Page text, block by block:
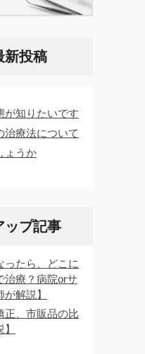
新投稿
が知りたいです
治療法について
ょうか
ップ記事
ったら、どこに
治療？病院orサ
解説】
正、市販品の比